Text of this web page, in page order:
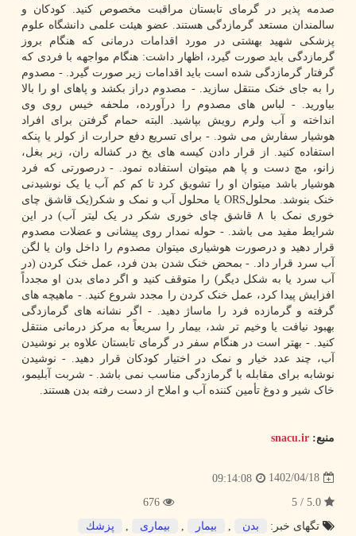
صدمه پذیر در گرمای تابستان مراقبت مخصوص کنید. کودکان و
سالمندان مستعد گرمازدگی هستند. عضو هیئت علمی دانشگاه علوم
پزشکی شهید بهشتی در مورد اقدامات درمانی که هنگام بروز
گرمازدگی باید صورت گیرد، اظهار داشت: هنگام مواجهه با فردی که
گرفتار گرمازدگی شده است باید اقدامات زیر صورت گیرد. - مصدوم
را به جای خنک منتقل سازید. - مصدوم دراز بکشد و پاهای او را بالا
بیاورید. - لباس های مصدوم را درآورده، ملحفه خیس روی وی
انداخته و آب ولرم رویش بپاشید. البته حمام گرفتن برای افراد
هوشیار سفارش می شود. - برای تسریع دفع حرارت از کولر یا پنکه
استفاده کنید. از قرار دادن کیسه های یخ در کشاله ران، زیر بغل،
زانو، مچ دست و پا هم میتوان استفاده نمود. - درصورتی که فرد
هوشیار باشد میتوان او را تشویق کرد تا کم کم آب یا یک نوشیدنی
خنک بنوشد. محلولORS یا محلول آب و نمک و شکر(یک قاشق چای
خوری نمک با ۸ قاشق چای خوری شکر در یک لیتر آب) در این
شرایط مفید می باشد. - حوله نمدار روی پیشانی و عضلات مصدوم
قرار دهید و درصورت هوشیاری میتوان مصدوم را داخل وان یا لگن
آب سرد قرار داد. - بمحض خنک شدن بدن فرد، عمل خنک کردن (در
آب سرد یا به شکل دیگر) را متوقف کنید و اگر دمای بدن او مجدداً
افزایش پیدا کرد، عمل خنک کردن را مجدد شروع کنید. - ماهیچه های
گرفته و گرمازده فرد را ماساژ دهید. - اگر نشانه های گرمازدگی
بهبود نیافت یا وخیم تر شد، بیمار را سریعاً به مرکز درمانی منتقل
کنید. - بهتر است در هنگام سفر در گرمای تابستان علاوه بر نوشیدن
آب، چند عدد خیار و نمک در اختیار کودکان قرار دهید. - نوشیدن
نوشابه برای مقابله با گرمازدگی مناسب نمی باشد. - شربت آبلیمو،
خاک شیر و دوغ تأمین کننده آب و املاح از دست رفته بدن هستند.
منبع: snacu.ir
1402/04/18
09:14:08
تگهای خبر:
بدن بیمار بیماری پزشك